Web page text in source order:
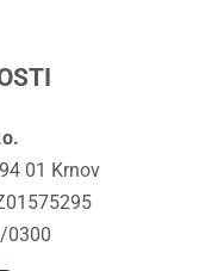
01 Krnov
0300